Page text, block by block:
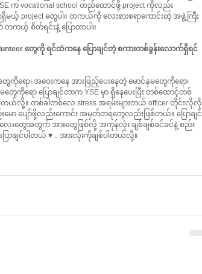
က vocational school တည်ထောင်ဖို့ project ကိုလည်း
မယ့် project တွေပါ။ တကယ်ကို လေးစားစရာကောင်းတဲ့ အဖွဲ့ကြီး
ကယ့် စိတ်ရင်းနဲ့ ပြောတာပါ။
တွေကို ရင်ထဲကနေ ပြောချင်တဲ့ စကားတစ်ခွန်းလောက်ရှိရင်
ကိုရော၊ အဝေးကနေ အားဖြည့်ပေးနေတဲ့ မောင်နှမတွေကိုရော၊
ကိုရော ပြောချင်တာက YSE မှာ ရှိနေပေးပြီး တစ်ထောင့်တစ်
တယ်လို့။ တစ်ခါတစ်လေ stress အရမ်းများတယ် officer တိုင်းလိုလို
ည်းမော ပျော်ဖို့လည်းကောင်း အမှတ်တရတွေလည်းဖြစ်တယ်။ ပြောချင်
းတွေအတွက် အားတွေဖြစ်လို့ အကုန်လုံး ချစ်ချစ်ခင်ခင်နဲ့ စည်း
ောချင်ပါတယ် ♥ .. အားလုံးကိုချစ်ပါတယ်လို့။